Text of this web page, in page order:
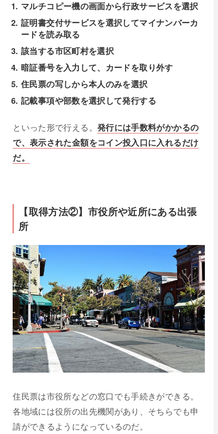
マルチコピー機の画面から行政サービスを選択
証明書交付サービスを選択してマイナンバーカ
ードを読み取る
該当する市区町村を選択
暗証番号を入力して、カードを取り外す
住民票の写しから本人のみを選択
記載事項や部数を選択して発行する
といった形で行える。 発行には手数料がかかるの
で、表示された金額をコイン投入口に入れるだけ
だ。
【取得方法②】市役所や近所にある出張
所
住民票は市役所などの窓口でも手続きができる。
各地域には役所の出先機関があり、そちらでも申
請ができるようになっているのだ。